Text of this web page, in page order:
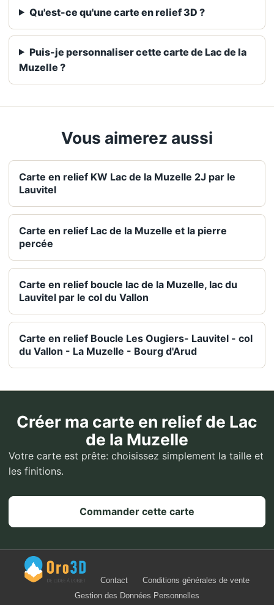
Qu'est-ce qu'une carte en relief 3D ?
Puis-je personnaliser cette carte de Lac de la
Muzelle ?
Vous aimerez aussi
Carte en relief KW Lac de la Muzelle 2J par le
Lauvitel
Carte en relief Lac de la Muzelle et la pierre
percée
Carte en relief boucle lac de la Muzelle, lac du
Lauvitel par le col du Vallon
Carte en relief Boucle Les Ougiers- Lauvitel - col
du Vallon - La Muzelle - Bourg d'Arud
Créer ma carte en relief de Lac
de la Muzelle
Votre carte est prête: choisissez simplement la taille et
les finitions.
Commander cette carte
Contact
Conditions générales de vente
Gestion des Données Personnelles